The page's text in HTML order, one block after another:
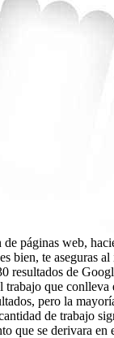
páginas web,
bien, te aseguras
resultados de
que
pero la
de trabajo
que se derivara